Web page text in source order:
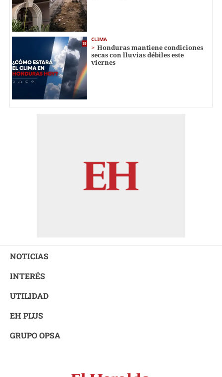
CLIMA
Honduras mantiene condiciones
secas con lluvias débiles este
viernes
NOTICIAS
INTERÉS
UTILIDAD
EH PLUS
GRUPO OPSA